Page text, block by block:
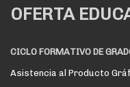
OFERTA
CICLO FORMATIVO DE
Asistencia al Producto